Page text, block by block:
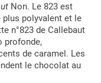
Non. Le 823 est
polyvalent et le
n°823 de Callebaut
profonde,
de caramel. Les
le chocolat au